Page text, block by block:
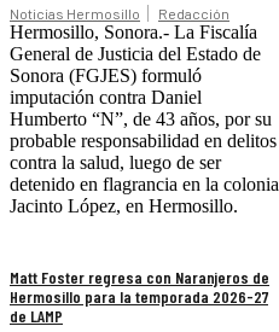
Noticias Hermosillo Redacción
Hermosillo, Sonora.- La Fiscalía
General de Justicia del Estado de
Sonora (FGJES) formuló
imputación contra Daniel
Humberto “N”, de 43 años, por su
probable responsabilidad en delitos
contra la salud, luego de ser
detenido en flagrancia en la colonia
Jacinto López, en Hermosillo.
Matt Foster regresa con Naranjeros de
Hermosillo para la temporada 2026-27
de LAMP